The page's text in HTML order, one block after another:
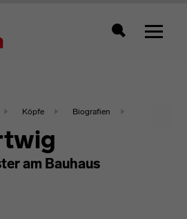
Zeigt
Köpfe Biografien
am Bauhaus